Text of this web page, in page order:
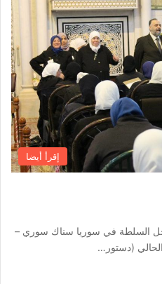
إقرأ أيضا
السلطة في سوريا سناك سوري –
(دستور…